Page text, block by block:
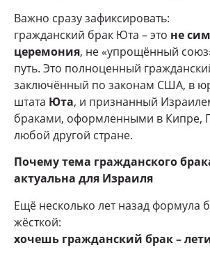
Важно сразу зафиксировать:
гражданский брак Юта – это не
церемония, не «упрощённый
путь. Это полноценный
заключённый по законам США, в
штата Юта, и признанный
браками, оформленными в Кипре,
любой другой стране.
Почему тема гражданского
актуальна для Израиля
Ещё несколько лет назад формула
жёсткой:
хочешь гражданский брак –